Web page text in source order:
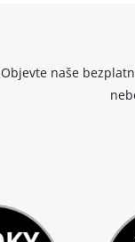
Objevte naše